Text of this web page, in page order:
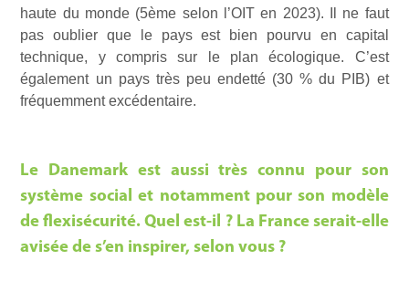
haute du monde (5ème selon l’OIT en 2023). Il ne faut
pas oublier que le pays est bien pourvu en capital
technique, y compris sur le plan écologique. C’est
également un pays très peu endetté (30 % du PIB) et
fréquemment excédentaire.
Le Danemark est aussi très connu pour son
système social et notamment pour son modèle
de flexisécurité. Quel est-il ? La France serait-elle
avisée de s’en inspirer, selon vous ?